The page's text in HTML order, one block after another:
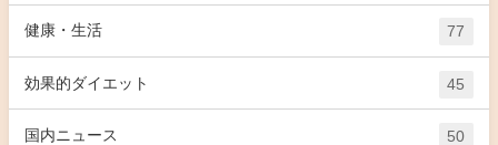
健康・生活 77
効果的ダイエット 45
国内ニュース 50